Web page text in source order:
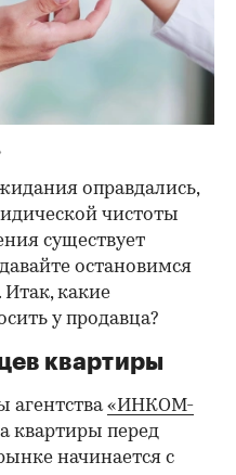
оправдались,
чистоты
существует
остановимся
Итак, какие
у продавца?
квартиры
агентства«ИНКОМ-
квартиры перед
начинается с